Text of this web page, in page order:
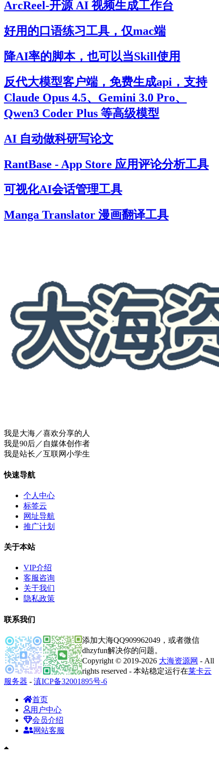
ArcReel-开源 AI 视频生成工作台
好用的口语练习工具，仅mac端
降AI率的脚本，也可以当Skill使用
反代大模型客户端，免费生成api，支持
Claude Opus 4.5、Gemini 3.0 Pro、
Qwen3 Coder Plus 等高级模型
AI 自动做科研写论文
RantBase - App Store 应用评论分析工具
可视化AI会话管理工具
Manga Translator 漫画翻译工具
我是大海／喜欢分享的人
我是90后／自媒体创作者
我是站长／互联网小学生
快速导航
个人中心
标签云
网址导航
推广计划
关于本站
VIP介绍
客服咨询
关于我们
隐私政策
联系我们
添加大海QQ909962049，或者微信
dhzyfun解决你的问题。
Copyright © 2019-2026 大海资源网 - All
rights reserved - 本站稳定运行在莱卡云
服务器 - 滇ICP备32001895号-6
首页
用户中心
会员介绍
网站客服